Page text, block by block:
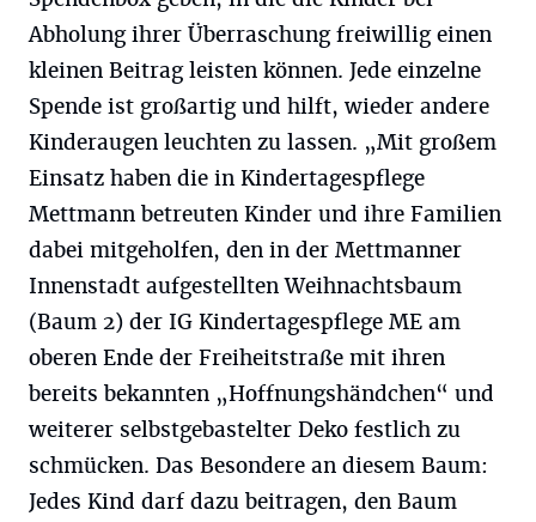
Abholung ihrer Überraschung freiwillig einen
kleinen Beitrag leisten können. Jede einzelne
Spende ist großartig und hilft, wieder andere
Kinderaugen leuchten zu lassen. „Mit großem
Einsatz haben die in Kindertagespflege
Mettmann betreuten Kinder und ihre Familien
dabei mitgeholfen, den in der Mettmanner
Innenstadt aufgestellten Weihnachtsbaum
(Baum 2) der IG Kindertagespflege ME am
oberen Ende der Freiheitstraße mit ihren
bereits bekannten „Hoffnungshändchen“ und
weiterer selbstgebastelter Deko festlich zu
schmücken. Das Besondere an diesem Baum:
Jedes Kind darf dazu beitragen, den Baum